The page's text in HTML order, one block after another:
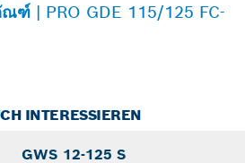
ฑ์ | PRO GDE 115/125 FC-
INTERESSIEREN
GWS 12-125 S